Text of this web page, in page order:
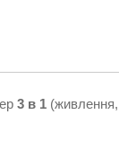
3 в 1 (живлення,